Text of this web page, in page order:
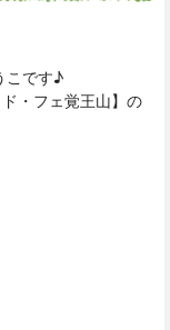
こです♪
・フェ覚王山】の